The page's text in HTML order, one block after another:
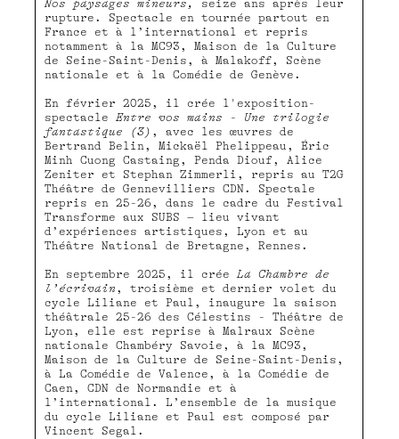
Nos paysages mineurs,
seize ans après leur
rupture. Spectacle en tournée partout en
France et à l’international et repris
notamment à la MC93, Maison de la Culture
de Seine-Saint-Denis, à Malakoff, Scène
nationale et à la Comédie de Genève.
En février 2025, il crée l'exposition-
spectacleEntre vos mains - Une trilogie
fantastique (3) , avec les œuvres de
Bertrand Belin, Mickaël Phelippeau, Éric
Minh Cuong Castaing, Penda Diouf, Alice
Zeniter et Stephan Zimmerli, repris au T2G
Théâtre de Gennevilliers CDN. Spectale
repris en 25-26, dans le cadre du Festival
Transforme aux SUBS – lieu vivant
d’expériences artistiques, Lyon et au
Théâtre National de Bretagne, Rennes.
En septembre 2025, il crée La Chambre de
l’écrivain , troisième et dernier volet du
cycle Liliane et Paul, inaugure la saison
théâtrale 25-26 des Célestins - Théâtre de
Lyon, elle est reprise à Malraux Scène
nationale Chambéry Savoie, à la MC93,
Maison de la Culture de Seine-Saint-Denis,
à La Comédie de Valence, à la Comédie de
Caen, CDN de Normandie et à
l’international. L’ensemble de la musique
du cycle Liliane et Paul est composé par
Vincent Segal.